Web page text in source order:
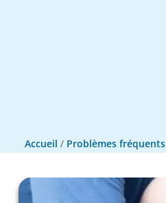
Accueil / Problèmes fréquents